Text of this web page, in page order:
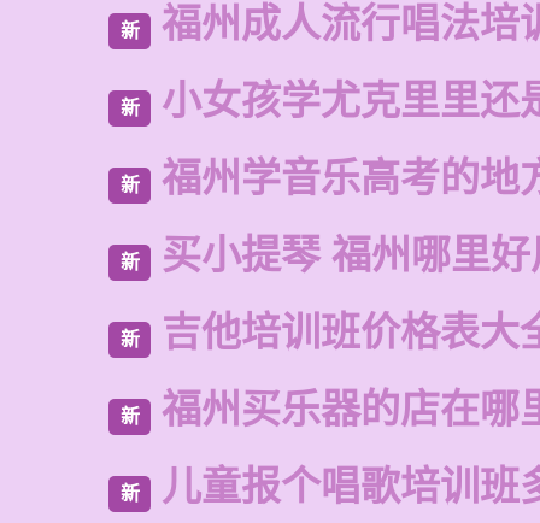
新 福州成人流行唱法培
新 小女孩学尤克里里还
新 福州学音乐高考的地
新 买小提琴 福州哪里
新 吉他培训班价格表大
新 福州买乐器的店在哪
新 儿童报个唱歌培训班